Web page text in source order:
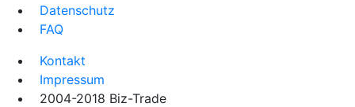
Datenschutz
FAQ
Kontakt
Impressum
2004-2018 Biz-Trade